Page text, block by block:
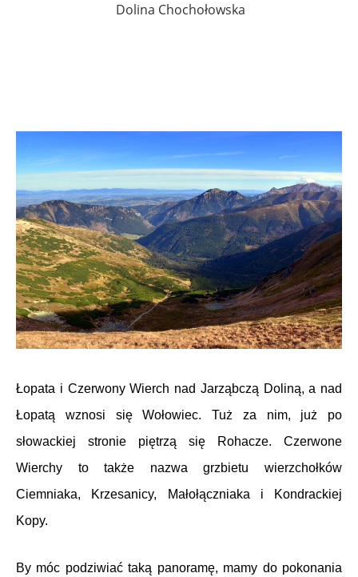
Dolina Chochołowska
Łopata i Czerwony Wierch nad Jarząbczą Doliną, a nad
Łopatą wznosi się Wołowiec. Tuż za nim, już po
słowackiej stronie piętrzą się Rohacze. Czerwone
Wierchy to także nazwa grzbietu wierzchołków
Ciemniaka, Krzesanicy, Małołączniaka i Kondrackiej
Kopy.
By móc podziwiać taką panoramę, mamy do pokonania